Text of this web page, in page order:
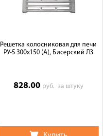
Решетка колосниковая для печи
РУ-5 300х150 (А), Бисерский ЛЗ
828.00 руб. за штуку